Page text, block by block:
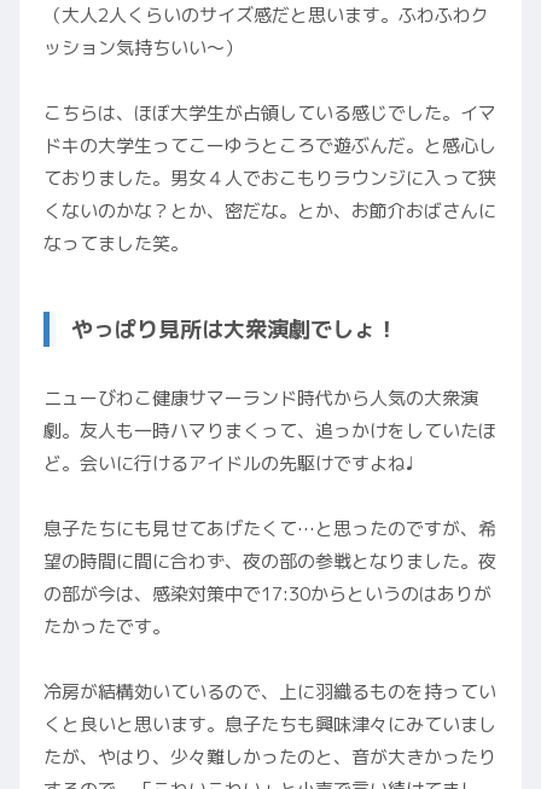
（大人2人くらいのサイズ感だと思います。ふわふわク
ッション気持ちいい〜）
こちらは、ほぼ大学生が占領している感じでした。イマ
ドキの大学生ってこーゆうところで遊ぶんだ。と感心し
ておりました。男女４人でおこもりラウンジに入って狭
くないのかな？とか、密だな。とか、お節介おばさんに
なってました笑。
やっぱり見所は大衆演劇でしょ！
ニューびわこ健康サマーランド時代から人気の大衆演
劇。友人も一時ハマりまくって、追っかけをしていたほ
ど。会いに行けるアイドルの先駆けですよね♩
息子たちにも見せてあげたくて…と思ったのですが、希
望の時間に間に合わず、夜の部の参戦となりました。夜
の部が今は、感染対策中で17:30からというのはありが
たかったです。
冷房が結構効いているので、上に羽織るものを持ってい
くと良いと思います。息子たちも興味津々にみていまし
たが、やはり、少々難しかったのと、音が大きかったり